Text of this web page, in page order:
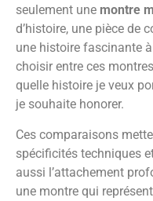
seulement une montre
d’histoire, une pièce de
une histoire fascinante
choisir entre ces
quelle histoire je veux
je souhaite honorer.
Ces comparaisons
spécificités techniques
aussi l’attachement
une montre qui